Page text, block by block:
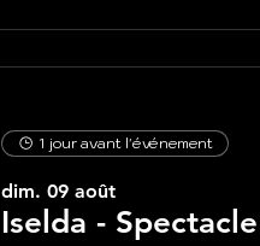
1 jour avant l'événement
dim. 09 août
Iselda -